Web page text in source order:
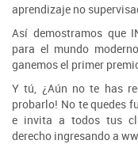
aprendizaje no
Así demostramos que
para el mundo
ganemos el primer
Y tú, ¿Aún no te has
probarlo! No te quedes
e invita a todos tus
derecho ingresando a